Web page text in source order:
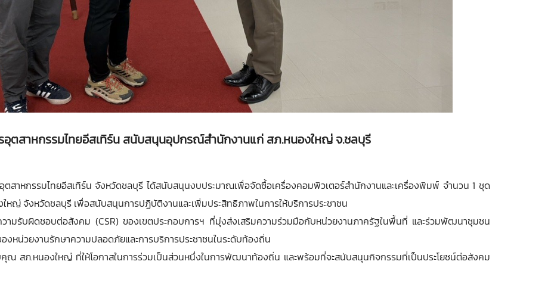
อุตสาหกรรมไทยอีสเทิร์น สนับสนุนอุปกรณ์สำนักงานแก่ สภ.หนองใหญ่ จ.ชลบุรี
หกรรมไทยอีสเทิร์น จังหวัดชลบุรี ได้สนับสนุนงบประมาณเพื่อจัดซื้อเครื่องคอมพิวเตอร์สำนักงานและเครื่องพิมพ์ จำนวน 1 ชุด
หญ่ จังหวัดชลบุรี เพื่อสนับสนุนการปฏิบัติงานและเพิ่มประสิทธิภาพในการให้บริการประชาชน
ามรับผิดชอบต่อสังคม (CSR) ของเขตประกอบการฯ ที่มุ่งส่งเสริมความร่วมมือกับหน่วยงานภาครัฐในพื้นที่ และร่วมพัฒนาชุมชน
งหน่วยงานรักษาความปลอดภัยและการบริการประชาชนในระดับท้องถิ่น
ณ สภ.หนองใหญ่ ที่ให้โอกาสในการร่วมเป็นส่วนหนึ่งในการพัฒนาท้องถิ่น และพร้อมที่จะสนับสนุนกิจกรรมที่เป็นประโยชน์ต่อสังคม